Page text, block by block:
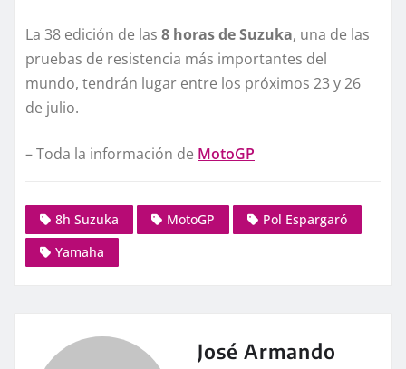
La 38 edición de las 8 horas de Suzuka, una de las
pruebas de resistencia más importantes del
mundo, tendrán lugar entre los próximos 23 y 26
de julio.
– Toda la información de MotoGP
8h Suzuka MotoGP
Pol Espargaró
Yamaha
José Armando